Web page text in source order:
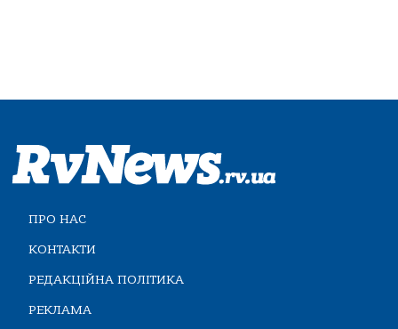
ПРО НАС
КОНТАКТИ
РЕДАКЦІЙНА ПОЛІТИКА
РЕКЛАМА